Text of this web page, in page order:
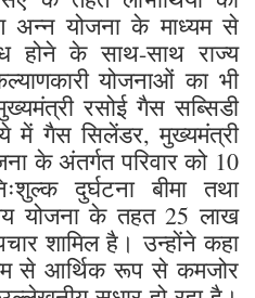
अन्न योजना के माध्यम से
होने के साथ-साथ राज्य
योजनाओं का भी
रसोई गैस सब्सिडी
में गैस सिलेंडर, मुख्यमंत्री
के अंतर्गत परिवार को 10
दुर्घटना बीमा तथा
योजना के तहत 25 लाख
शामिल है। उन्होंने कहा
से आर्थिक रूप से कमजोर